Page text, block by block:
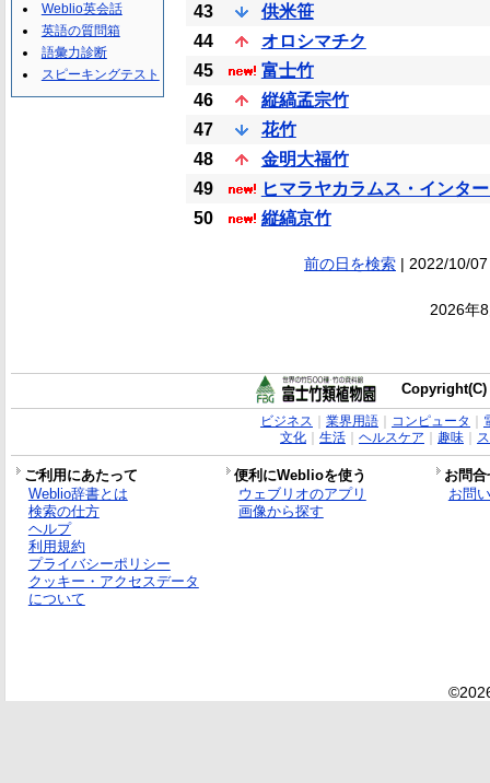
43
供米笹
44
オロシマチク
45
富士竹
46
縦縞孟宗竹
47
花竹
48
金明大福竹
49
ヒマラヤカラムス・インタ
50
縦縞京竹
前の日を検索| 2022/10/
2026年
Weblio英会話
英語の質問箱
語彙力診断
スピーキングテスト
ビジネス 業界用語｜ コンピュータ
文化｜ 生活｜ ヘルスケア 趣味｜
ご利用にあたって 便利にWeblioを使う
お問
Weblio辞書とは
検索の仕方
ヘルプ
利用規約
プライバシーポリシー
クッキー・アクセスデータ
について
ウェブリオのアプリ
画像から探す
お問